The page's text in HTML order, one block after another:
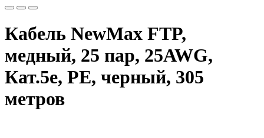
Кабель NewMax FTP,
медный, 25 пар, 25AWG,
Кат.5e, PE, черный, 305
метров